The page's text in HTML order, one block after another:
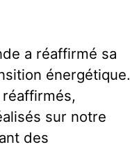
a réaffirmé sa
énergétique.
sur notre
des